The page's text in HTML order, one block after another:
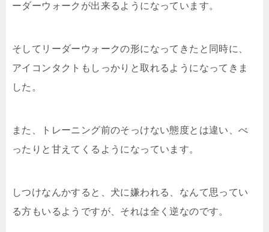
ーダーウォークが出来るようになっています。
そしてリーダーウォークの形になってきたと同時に、
アイコンタクトもしっかりと取れるようになってきま
した。
また、トレーニング前のそっけない態度とは違い、べ
ったりと甘えてくるようになっています。
しつけなんかすると、犬に嫌われる、なんて思ってい
る方もいるようですが、それは全く逆なのです。